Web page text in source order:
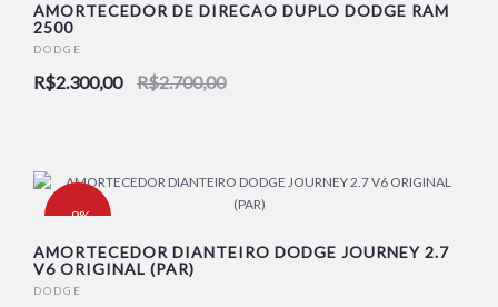
AMORTECEDOR DE DIRECAO DUPLO DODGE RAM
2500
DODGE
R$2.300,00 R$2.700,00
-9%
AMORTECEDOR DIANTEIRO DODGE JOURNEY 2.7
V6 ORIGINAL (PAR)
DODGE